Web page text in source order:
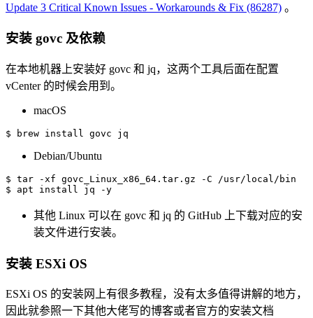
Update 3 Critical Known Issues - Workarounds & Fix (86287) 。
安装 govc 及依赖
在本地机器上安装好 govc 和 jq，这两个工具后面在配置
vCenter 的时候会用到。
macOS
$ brew install govc jq
Debian/Ubuntu
$ tar -xf govc_Linux_x86_64.tar.gz -C /usr/local/bin
$ apt install jq -y
其他 Linux 可以在 govc 和 jq 的 GitHub 上下载对应的安
装文件进行安装。
安装 ESXi OS
ESXi OS 的安装网上有很多教程，没有太多值得讲解的地方，
因此就参照一下其他大佬写的博客或者官方的安装文档